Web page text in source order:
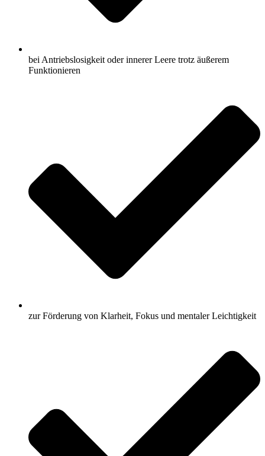
bei Antriebslosigkeit oder innerer Leere trotz äußerem
Funktionieren
zur Förderung von Klarheit, Fokus und mentaler Leichtigkeit